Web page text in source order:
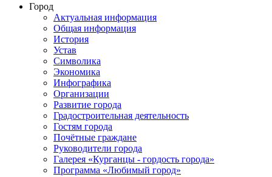
Город
Актуальная информация
Общая информация
История
Устав
Символика
Экономика
Инфографика
Организации
Развитие города
Градостроительная деятельность
Гостям города
Почётные граждане
Руководители города
Галерея «Курганцы - гордость города»
Программа «Любимый город»